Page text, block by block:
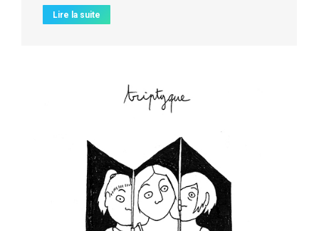
Lire la suite